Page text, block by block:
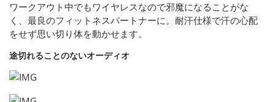
ワークアウト中でもワイヤレスなので邪魔になることがな
く、最良のフィットネスパートナーに。耐汗仕様で汗の心配
をせず思い切り体を動かせます。
途切れることのないオーディオ